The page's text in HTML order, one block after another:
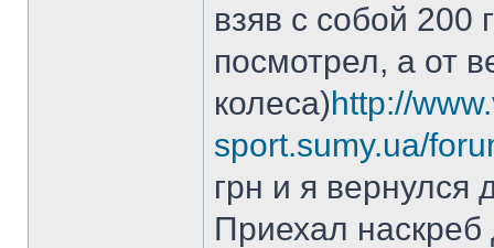
взяв с собой 200
посмотрел, а от
колеса)http://
sport.sumy.ua/
грн и я вернулся
Приехал